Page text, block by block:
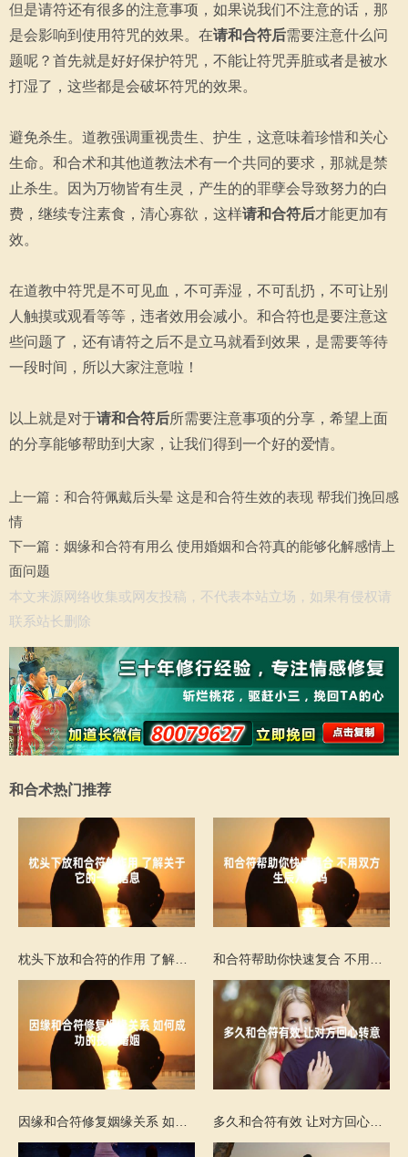
但是请符还有很多的注意事项，如果说我们不注意的话，那
是会影响到使用符咒的效果。在请和合符后需要注意什么问
题呢？首先就是好好保护符咒，不能让符咒弄脏或者是被水
打湿了，这些都是会破坏符咒的效果。
避免杀生。道教强调重视贵生、护生，这意味着珍惜和关心
生命。和合术和其他道教法术有一个共同的要求，那就是禁
止杀生。因为万物皆有生灵，产生的的罪孽会导致努力的白
费，继续专注素食，清心寡欲，这样请和合符后才能更加有
效。
在道教中符咒是不可见血，不可弄湿，不可乱扔，不可让别
人触摸或观看等等，违者效用会减小。和合符也是要注意这
些问题了，还有请符之后不是立马就看到效果，是需要等待
一段时间，所以大家注意啦！
以上就是对于请和合符后所需要注意事项的分享，希望上面
的分享能够帮助到大家，让我们得到一个好的爱情。
上一篇： 和合符佩戴后头晕 这是和合符生效的表现 帮我们挽回感
情
下一篇： 姻缘和合符有用么 使用婚姻和合符真的能够化解感情上
面问题
本文来源网络收集或网友投稿，不代表本站立场，如果有侵权请
联系站长删除
和合术热门推荐